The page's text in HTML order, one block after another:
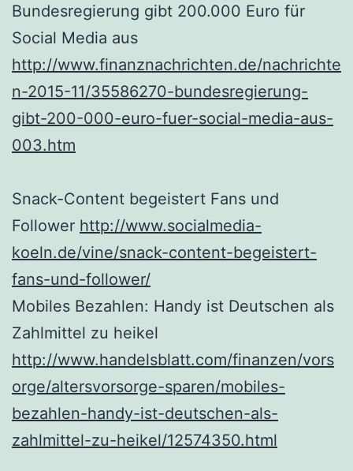
Bundesregierung gibt 200.000 Euro für
Social Media aus
http://www.finanznachrichten.de/nachrichte
n-2015-11/35586270-bundesregierung-
gibt-200-000-euro-fuer-social-media-aus-
003.htm
Snack-Content begeistert Fans und
Follower http://www.socialmedia-
koeln.de/vine/snack-content-begeistert-
fans-und-follower/
Mobiles Bezahlen: Handy ist Deutschen als
Zahlmittel zu heikel
http://www.handelsblatt.com/finanzen/vors
orge/altersvorsorge-sparen/mobiles-
bezahlen-handy-ist-deutschen-als-
zahlmittel-zu-heikel/12574350.html